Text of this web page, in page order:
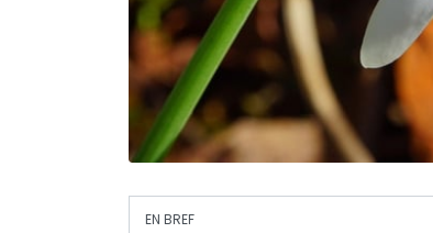
EN BREF